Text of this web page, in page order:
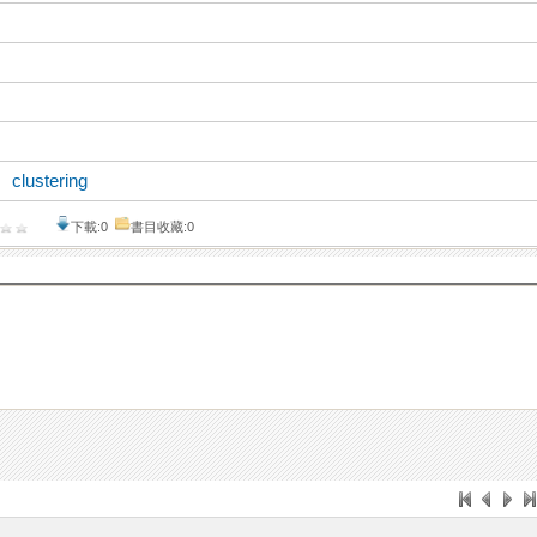
clustering
下載:0 書目收藏:0